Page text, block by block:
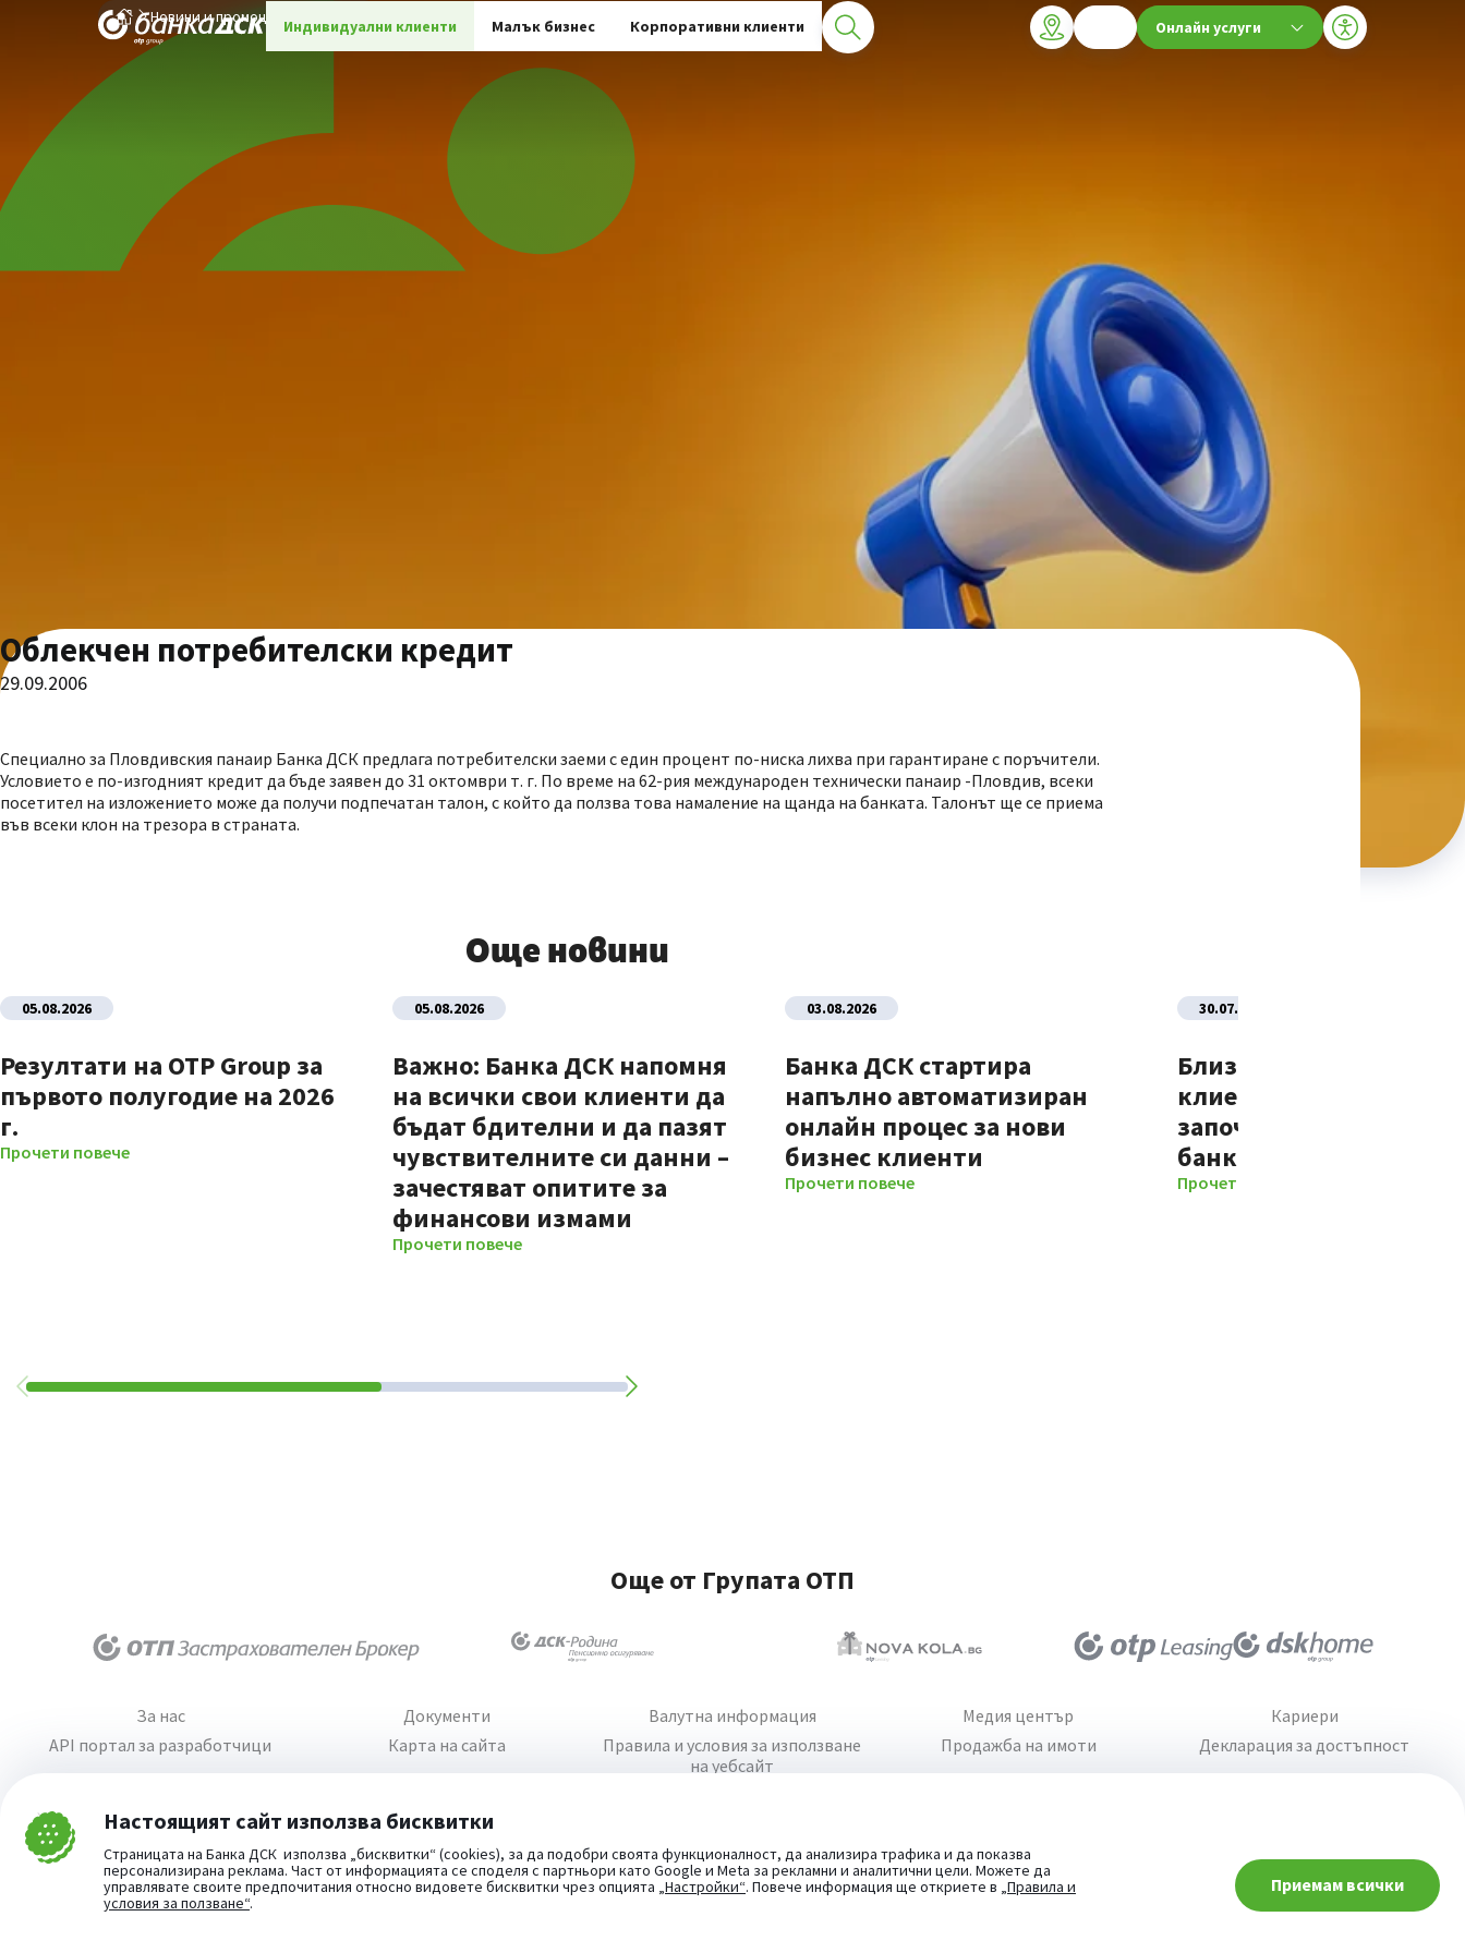
Затвори Настоящият сайт използва бисквитки
Страницата на Банка ДСК използва „бисквитки“ (cookies), за да подобри своята функционалност, да анализира трафика и да показва
персонализирана реклама. Част от информацията се споделя с партньори като Google и Meta за рекламни и аналитични цели. Можете да
управлявате своите предпочитания относно видовете бисквитки чрез опцията „Настройки“. Повече информация ще откриете в „Правила и
условия за ползване“.
Приемам всички
Индивидуални клиенти Малък бизнес Корпоративни клиенти Онлайн услуги
Новини и промоции
Облекчен потребителски кредит
29.09.2006
Специално за Пловдивския панаир Банка ДСК предлага потребителски заеми с един процент по-ниска лихва при гарантиране с поръчители.
Условието е по-изгодният кредит да бъде заявен до 31 октомври т. г. По време на 62-рия международен технически панаир -Пловдив, всеки
посетител на изложението може да получи подпечатан талон, с който да ползва това намаление на щанда на банката. Талонът ще се приема
във всеки клон на трезора в страната.
Още новини
05.08.2026
Резултати на OTP Group за
първото полугодие на 2026
г.
Прочети повече
05.08.2026
Важно: Банка ДСК напомня
на всички свои клиенти да
бъдат бдителни и да пазят
чувствителните си данни –
зачестяват опитите за
финансови измами
Прочети повече
03.08.2026
Банка ДСК стартира
напълно автоматизиран
онлайн процес за нови
бизнес клиенти
Прочети повече
30.07.2026
Близо 70% от новите
клиенти на Банка ДСК
започват отношенията
банката изцяло
Прочети повече
Още от Групата ОТП
За нас
API портал за разработчици
Документи
Карта на сайта
Валутна информация
Правила и условия за използване
на уебсайт
Медия център
Продажба на имоти
Кариери
Декларация за достъпност
При въпроси -
попитай AI асистента ни
Cookie consent change